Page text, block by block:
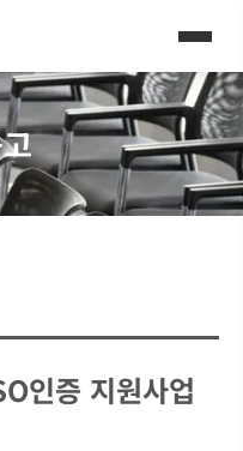
인증 지원사업